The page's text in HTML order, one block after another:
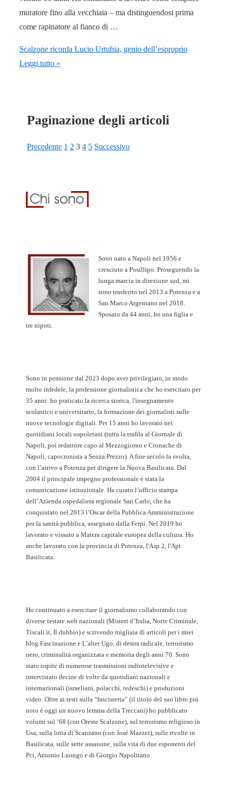
muratore fino alla vecchiaia – ma distinguendosi prima
come rapinatore al fianco di …
Scalzone ricorda Lucio Urtubia, genio dell’esproprio
Leggi tutto »
Paginazione degli articoli
Precedente 1 2 3 4 5 Successivo
Sono nato a Napoli nel 1956 e
cresciuto a Posillipo. Proseguendo la
lunga marcia in direzione sud, mi
sono trasferito nel 2013 a Potenza e a
San Marco Argentano nel 2018.
Sposato da 44 anni, ho una figlia e
tre nipoti.
Sono in pensione dal 2023 dopo aver privilegiato, in modo
molto infedele, la professione giornalistica che ho esercitato per
35 anni: ho praticato la ricerca storica, l'insegnamento
scolastico e universitario, la formazione dei giornalisti sulle
nuove tecnologie digitali. Per 15 anni ho lavorato nei
quotidiani locali napoletani (tutta la trafila al Giornale di
Napoli, poi redattore capo al Mezzogiorno e Cronache di
Napoli, capocronista a Senza Prezzo). A fine secolo la svolta,
con l’arrivo a Potenza per dirigere la Nuova Basilicata. Dal
2004 il principale impegno professionale è stata la
comunicazione istituzionale. Ha curato l’ufficio stampa
dell’Azienda ospedaliera regionale San Carlo, che ha
conquistato nel 2013 l’Oscar della Pubblica Amministrazione
per la sanità pubblica, assegnato dalla Ferpi. Nel 2019 ho
lavorato e vissuto a Matera capitale europea della cultura. Ho
anche lavorato con la provincia di Potenza, l'Asp 2, l'Apt
Basilicata.
Ho continuato a esercitare il giornalismo collaborando con
diverse testate web nazionali (Misteri d’Italia, Notte Criminale,
Tiscali.it, Il dubbio) e scrivendo migliaia di articoli per i miei
blog Fascinazione e L’alter Ugo, di destra radicale, terrorismo
nero, criminalità organizzata e memoria degli anni 70. Sono
stato ospite di numerose trasmissioni radiotelevisive e
intervistato decine di volte da quotidiani nazionali e
internazionali (israeliani, polacchi, tedeschi) e produzioni
video. Oltre ai testi sulla “fascisteria” (il titolo del suo libro più
noto è oggi un nuovo lemma della Treccani) ho pubblicato
volumi sul ‘68 (con Oreste Scalzone), sul terrorismo religioso in
Usa, sulla lotta di Scanzano (con José Mazzei), sulle rivolte in
Basilicata, sulle sette assassine, sulla vita di due esponenti del
Pci, Antonio Luongo e di Giorgio Napolitano.